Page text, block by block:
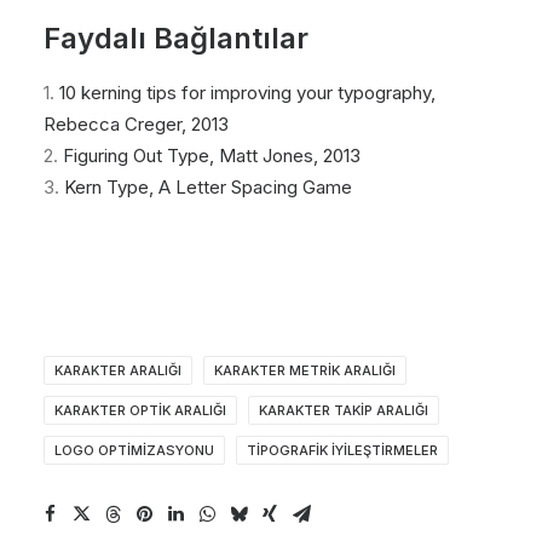
Faydalı Bağlantılar
1. 10 kerning tips for improving your typography,
Rebecca Creger, 2013
2. Figuring Out Type, Matt Jones, 2013
3. Kern Type, A Letter Spacing Game
KARAKTER ARALIĞI KARAKTER METRIK ARALIĞI
KARAKTER OPTIK ARALIĞI KARAKTER TAKIP ARALIĞI
LOGO OPTIMIZASYONU TIPOGRAFIK İYILEŞTIRMELER